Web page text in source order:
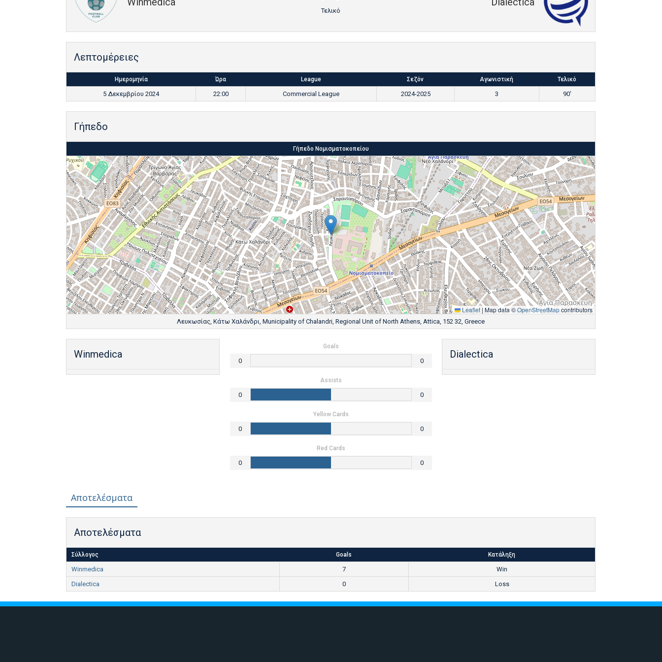
Τελικό
Λεπτομέρειες
Ημερομηνία Ώρα League Σεζόν Αγωνιστική Τελικό
5 Δεκεμβρίου 2024 22:00 Commercial League 2024-2025 3 90'
Γήπεδο
Γήπεδο Νομισματοκοπείου
Leaflet | Map data ©OpenStreetMapcontributors
Λευκωσίας, Κάτω Χαλάνδρι, Municipality of Chalandri, Regional Unit of North Athens, Attica, 152 32, Greece
Winmedica Dialectica
Goals
0 0
Assists
0 0
Yellow Cards
0 0
Red Cards
0 0
Αποτελέσματα
Αποτελέσματα
Σύλλογος Goals Κατάληξη
Winmedica 7
Win
Dialectica
0 Loss